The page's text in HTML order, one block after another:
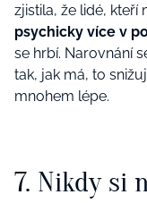
zjistila, že lidé, kteří
psychicky více v
se hrbí. Narovnání
tak, jak má, to
mnohem lépe.
7. Nikdy si